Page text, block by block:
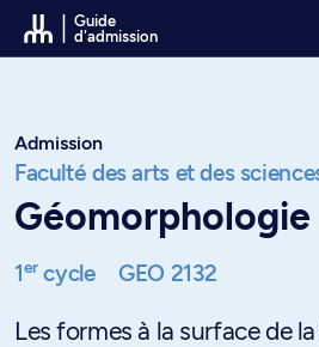
Passer au contenu
Guide
d'admission
Admission
Faculté des arts et des
Géomorphologie
1ercycle GEO 2132
Les formes à la surface de